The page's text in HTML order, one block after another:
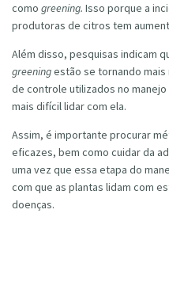
como greening. Isso porque a
produtoras de citros tem
Além disso, pesquisas indicam
greeningestão se tornando
de controle utilizados no
mais difícil lidar com ela.
Assim, é importante procurar
eficazes, bem como cuidar da
uma vez que essa etapa do
com que as plantas lidam com
doenças.